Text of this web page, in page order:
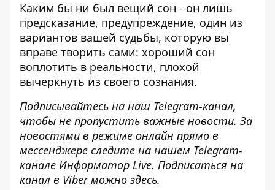
Каким бы ни был вещий сон - он лишь
предсказание, предупреждение, один из
вариантов вашей судьбы, которую вы
вправе творить сами: хороший сон
воплотить в реальности, плохой
вычеркнуть из своего сознания.
Подписывайтесь на наш Telegram-канал,
чтобы не пропустить важные новости. За
новостями в режиме онлайн прямо в
мессенджере следите на нашем Telegram-
канале Информатор Live. Подписаться на
канал в Viber можно здесь.